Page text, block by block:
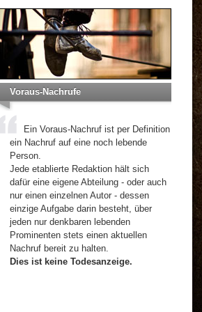
Voraus-Nachrufe
Ein Voraus-Nachruf ist per Definition
ein Nachruf auf eine noch lebende
Person.
Jede etablierte Redaktion hält sich
dafür eine eigene Abteilung - oder auch
nur einen einzelnen Autor - dessen
einzige Aufgabe darin besteht, über
jeden nur denkbaren lebenden
Prominenten stets einen aktuellen
Nachruf bereit zu halten.
Dies ist keine Todesanzeige.